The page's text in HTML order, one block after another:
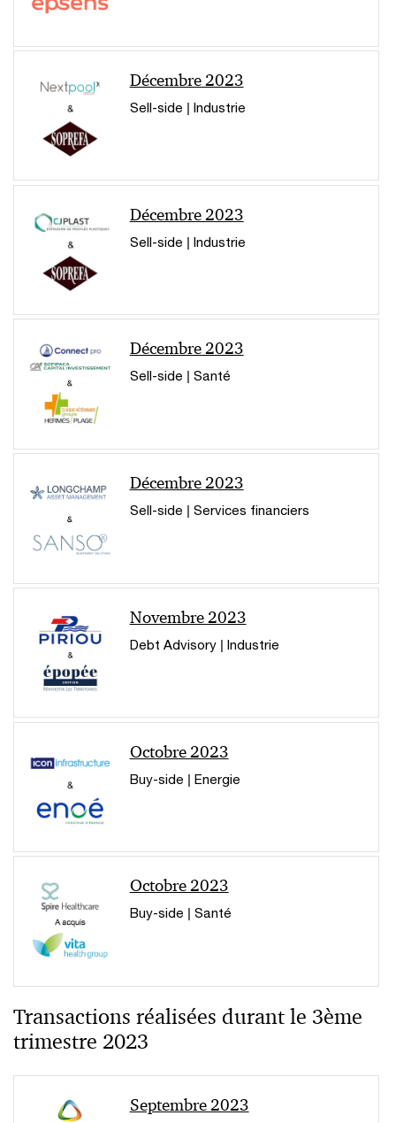
Décembre 2023
Sell-side | Industrie
Décembre 2023
Sell-side | Industrie
Décembre 2023
Sell-side | Santé
Décembre 2023
Sell-side | Services financiers
Novembre 2023
Debt Advisory | Industrie
Octobre 2023
Buy-side | Energie
Octobre 2023
Buy-side | Santé
Transactions réalisées durant le 3ème
trimestre 2023
Septembre 2023